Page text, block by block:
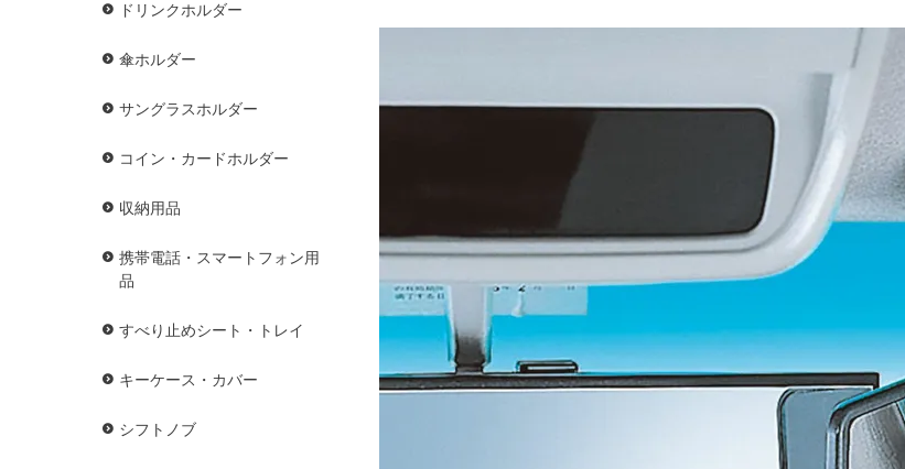
ドリンクホルダー
傘ホルダー
サングラスホルダー
コイン・カードホルダー
収納用品
携帯電話・スマートフォン用
品
すべり止めシート・トレイ
キーケース・カバー
シフトノブ